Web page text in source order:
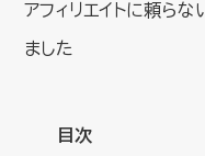
アフィリエイトに頼ら
ました
目次